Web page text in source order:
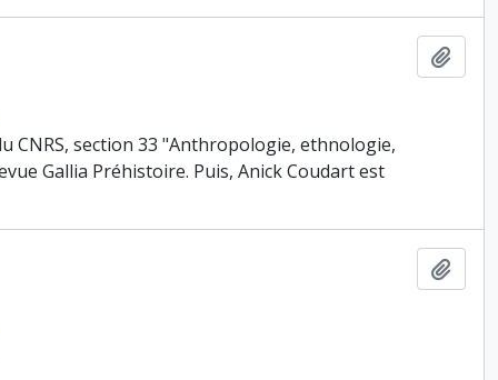
CNRS, section 33 "Anthropologie, ethnologie,
Gallia Préhistoire. Puis, Anick Coudart est